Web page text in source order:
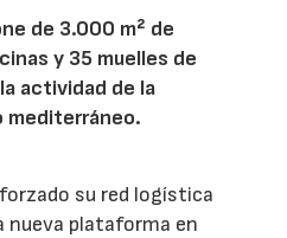
de 3.000 m² de
y 35 muelles de
actividad de la
mediterráneo.
su red logística
nueva plataforma en